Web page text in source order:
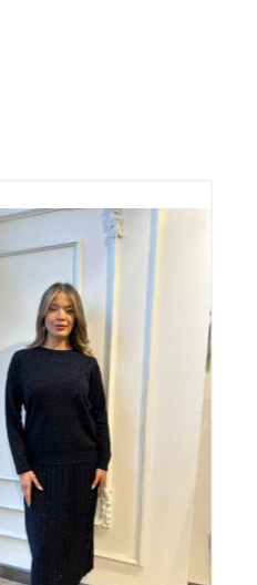
bizimle iletişime
stokları kontrol